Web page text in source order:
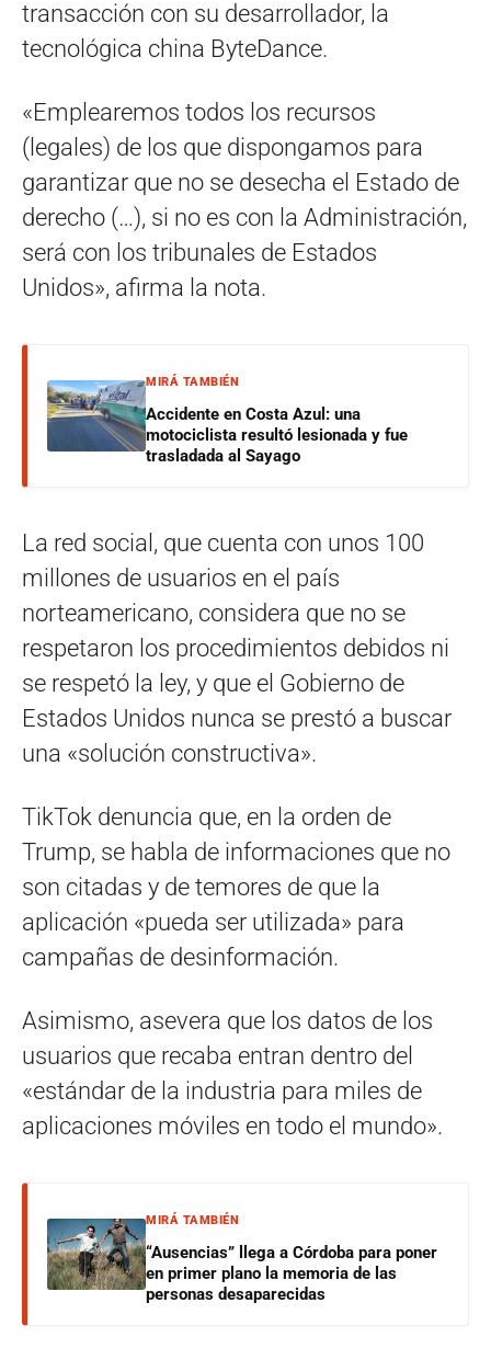
transacción con su desarrollador, la
tecnológica china ByteDance.
«Emplearemos todos los recursos
(legales) de los que dispongamos para
garantizar que no se desecha el Estado de
derecho (…), si no es con la Administración,
será con los tribunales de Estados
Unidos», afirma la nota.
MIRÁ TAMBIÉN
Accidente en Costa Azul: una
motociclista resultó lesionada y fue
trasladada al Sayago
La red social, que cuenta con unos 100
millones de usuarios en el país
norteamericano, considera que no se
respetaron los procedimientos debidos ni
se respetó la ley, y que el Gobierno de
Estados Unidos nunca se prestó a buscar
una «solución constructiva».
TikTok denuncia que, en la orden de
Trump, se habla de informaciones que no
son citadas y de temores de que la
aplicación «pueda ser utilizada» para
campañas de desinformación.
Asimismo, asevera que los datos de los
usuarios que recaba entran dentro del
«estándar de la industria para miles de
aplicaciones móviles en todo el mundo».
MIRÁ TAMBIÉN
“Ausencias” llega a Córdoba para poner
en primer plano la memoria de las
personas desaparecidas